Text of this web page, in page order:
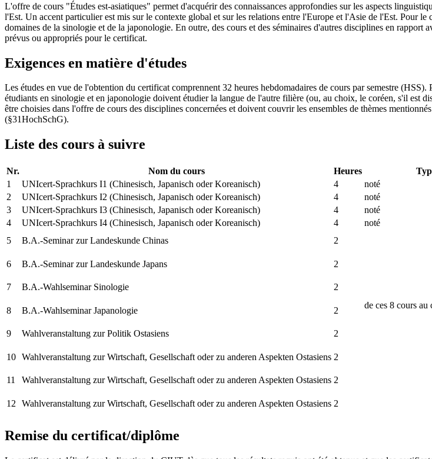
L'offre de cours "Études est-asiatiques" permet d'acquérir des connaissances approfondies sur les aspects
l'Est. Un accent particulier est mis sur le contexte global et sur les relations entre l'Europe et l'Asie de l'Est. Pour
domaines de la sinologie et de la japonologie. En outre, des cours et des séminaires d'autres disciplines en
prévus ou appropriés pour le certificat.
Exigences en matière d'études
Les études en vue de l'obtention du certificat comprennent 32 heures hebdomadaires de cours par semestre
étudiants en sinologie et en japonologie doivent étudier la langue de l'autre filière (ou, au choix, le coréen, s'il est
être choisies dans l'offre de cours des disciplines concernées et doivent couvrir les ensembles de thèmes
(§31HochSchG).
Liste des cours à suivre
Nr. Nom du cours Heures
1
UNIcert-Sprachkurs I1 (Chinesisch, Japanisch oder Koreanisch) 4
noté
2
UNIcert-Sprachkurs I2 (Chinesisch, Japanisch oder Koreanisch) 4
noté
3
UNIcert-Sprachkurs I3 (Chinesisch, Japanisch oder Koreanisch) 4
noté
4
UNIcert-Sprachkurs I4 (Chinesisch, Japanisch oder Koreanisch) 4
noté
5
B.A.-Seminar zur Landeskunde Chinas 2
de ces 8 cours au
6 B.A.-Seminar zur Landeskunde Japans 2
7 B.A.-Wahlseminar Sinologie 2
8 B.A.-Wahlseminar Japanologie 2
9 Wahlveranstaltung zur Politik Ostasiens 2
10 Wahlveranstaltung zur Wirtschaft, Gesellschaft oder zu anderen Aspekten Ostasiens 2
11 Wahlveranstaltung zur Wirtschaft, Gesellschaft oder zu anderen Aspekten Ostasiens 2
12 Wahlveranstaltung zur Wirtschaft, Gesellschaft oder zu anderen Aspekten Ostasiens 2
Remise du certificat/diplôme